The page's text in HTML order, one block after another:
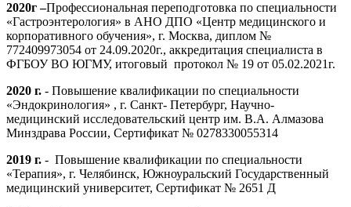
2020г –Профессиональная переподготовка по специальности
«Гастроэнтерология» в АНО ДПО «Центр медицинского и
корпоративного обучения», г. Москва, диплом №
772409973054 от 24.09.2020г., аккредитация специалиста в
ФГБОУ ВО ЮГМУ, итоговый протокол № 19 от 05.02.2021г.
2020 г. - Повышение квалификации по специальности
«Эндокринология» , г. Санкт- Петербург, Научно-
медицинский исследовательский центр им. В.А. Алмазова
Минздрава России, Сертификат № 0278330055314
2019 г. - Повышение квалификации по специальности
«Терапия», г. Челябинск, Южноуральский Государственный
медицинский университет, Сертификат № 2651 Д